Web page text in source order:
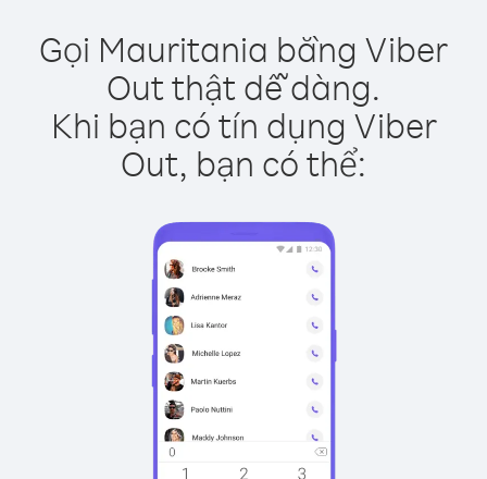
Gọi Mauritania bằng Viber
Out thật dễ dàng.
Khi bạn có tín dụng Viber
Out, bạn có thể: